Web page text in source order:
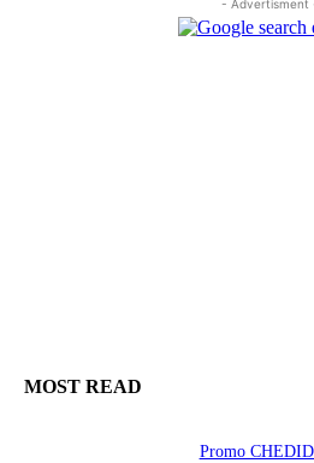
- Advertisment
MOST READ
Promo